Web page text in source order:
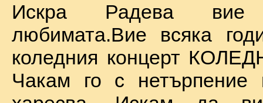
Искра Радева
любимата.Вие всяка
коледния концерт
Чакам го с